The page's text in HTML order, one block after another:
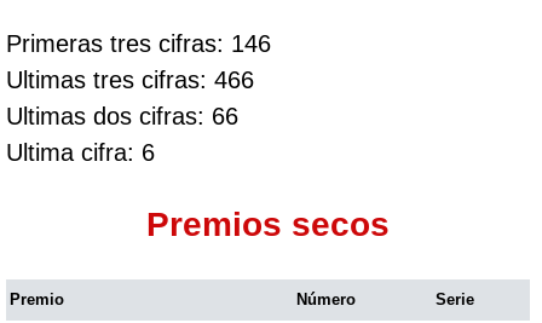
Primeras tres cifras: 146
Ultimas tres cifras: 466
Ultimas dos cifras: 66
Ultima cifra: 6
Premios secos
Premio Número Serie